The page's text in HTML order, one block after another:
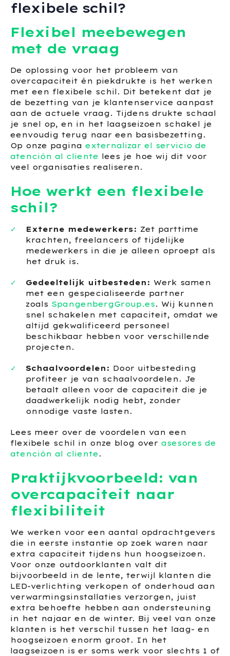
flexibele schil?
Flexibel meebewegen
met de vraag
De oplossing voor het probleem van
overcapaciteit én piekdrukte is het werken
met een flexibele schil. Dit betekent dat je
de bezetting van je klantenservice aanpast
aan de actuele vraag. Tijdens drukte schaal
je snel op, en in het laagseizoen schakel je
eenvoudig terug naar een basisbezetting.
Op onze pagina externalizar el servicio de
atención al cliente lees je hoe wij dit voor
veel organisaties realiseren.
Hoe werkt een flexibele
schil?
Externe medewerkers: Zet parttime
krachten, freelancers of tijdelijke
medewerkers in die je alleen oproept als
het druk is.
Gedeeltelijk uitbesteden: Werk samen
met een gespecialiseerde partner
zoals SpangenbergGroup.es. Wij kunnen
snel schakelen met capaciteit, omdat we
altijd gekwalificeerd personeel
beschikbaar hebben voor verschillende
projecten.
Schaalvoordelen: Door uitbesteding
profiteer je van schaalvoordelen. Je
betaalt alleen voor de capaciteit die je
daadwerkelijk nodig hebt, zonder
onnodige vaste lasten.
Lees meer over de voordelen van een
flexibele schil in onze blog over asesores de
atención al cliente.
Praktijkvoorbeeld: van
overcapaciteit naar
flexibiliteit
We werken voor een aantal opdrachtgevers
die in eerste instantie op zoek waren naar
extra capaciteit tijdens hun hoogseizoen.
Voor onze outdoorklanten valt dit
bijvoorbeeld in de lente, terwijl klanten die
LED-verlichting verkopen of onderhoud aan
verwarmingsinstallaties verzorgen, juist
extra behoefte hebben aan ondersteuning
in het najaar en de winter. Bij veel van onze
klanten is het verschil tussen het laag- en
hoogseizoen enorm groot. In het
laagseizoen is er soms werk voor slechts 1 of